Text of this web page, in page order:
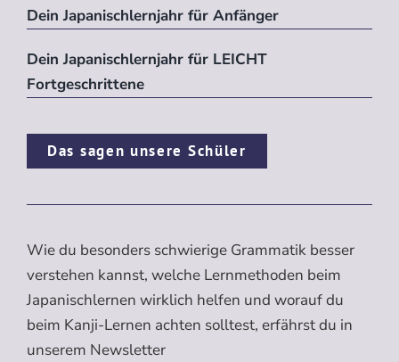
Dein Japanischlernjahr für Anfänger
Dein Japanischlernjahr für LEICHT
Fortgeschrittene
Das sagen unsere Schüler
Wie du besonders schwierige Grammatik besser
verstehen kannst, welche Lernmethoden beim
Japanischlernen wirklich helfen und worauf du
beim Kanji-Lernen achten solltest, erfährst du in
unserem Newsletter